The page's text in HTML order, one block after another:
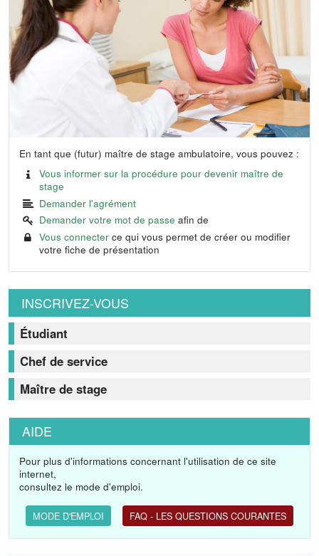
En tant que (futur) maître de stage ambulatoire, vous pouvez :
Vous informer sur la procédure pour devenir maître de
stage
Demander l'agrément
Demander votre mot de passe afin de
Vous connecter ce qui vous permet de créer ou modifier
votre fiche de présentation
INSCRIVEZ-VOUS
Étudiant
Chef de service
Maître de stage
AIDE
Pour plus d'informations concernant l'utilisation de ce site
internet,
consultez le mode d'emploi.
MODE D'EMPLOI FAQ - LES QUESTIONS COURANTES